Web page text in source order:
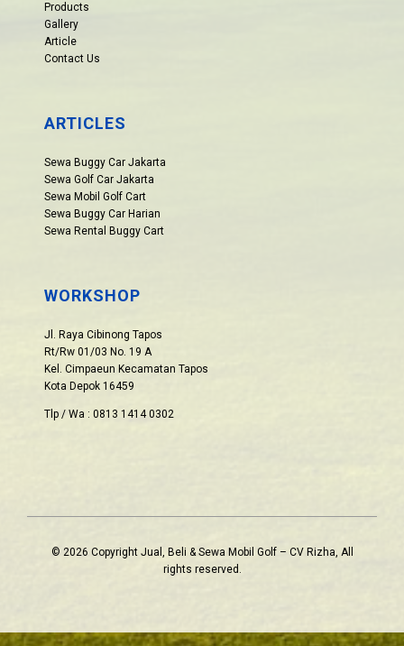
Products
Gallery
Article
Contact Us
ARTICLES
Sewa Buggy Car Jakarta
Sewa Golf Car Jakarta
Sewa Mobil Golf Cart
Sewa Buggy Car Harian
Sewa Rental Buggy Cart
WORKSHOP
Jl. Raya Cibinong Tapos
Rt/Rw 01/03 No. 19 A
Kel. Cimpaeun Kecamatan Tapos
Kota Depok 16459
Tlp / Wa : 0813 1414 0302
© 2026 Copyright Jual, Beli & Sewa Mobil Golf – CV Rizha, All
rights reserved.